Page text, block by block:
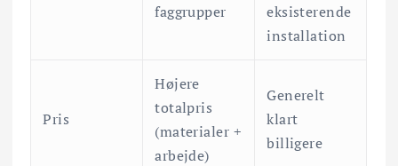
faggrupper
eksisterende
installation
Pris
Højere
totalpris
(materialer +
arbejde)
Generelt
klart
billigere